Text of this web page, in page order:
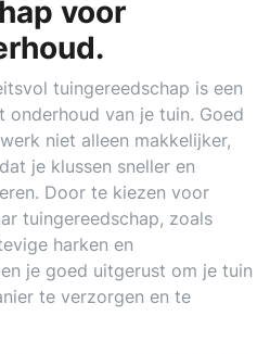
voor
tuingereedschap is een
van je tuin. Goed
niet alleen makkelijker,
je klussen sneller en
Door te kiezen voor
tuingereedschap, zoals
harken en
je goed uitgerust om je tuin
te verzorgen en te